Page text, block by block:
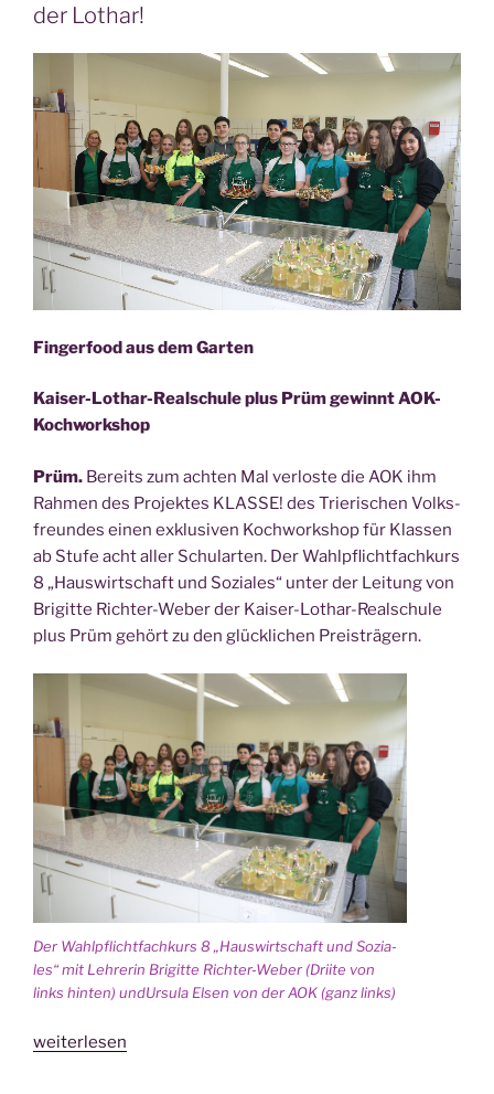
der Lothar!
Fin­ger­food aus dem Garten
Kai­ser-Lothar-Real­schu­le plus Prüm gewinnt AOK-
Kochworkshop
Prüm. Bereits zum ach­ten Mal ver­los­te die AOK ihm
Rah­men des Pro­jek­tes KLASSE! des Trie­ri­schen Volks­
freun­des einen exklu­si­ven Koch­work­shop für Klas­sen
ab Stu­fe acht aller Schul­ar­ten. Der Wahl­pflicht­fach­kurs
8 „Haus­wirt­schaft und Sozia­les“ unter der Lei­tung von
Bri­git­te Rich­ter-Weber der Kai­ser-Lothar-Real­schu­le
plus Prüm gehört zu den glück­li­chen Preisträgern.
Der Wahl­pflicht­fach­kurs 8 „Haus­wirt­schaft und Sozia­
les“ mit Leh­re­rin Bri­git­te Rich­ter-Weber (Dri­ite von
links hin­ten) undUrsu­la Elsen von der AOK (ganz links)
„Und
weiterlesen